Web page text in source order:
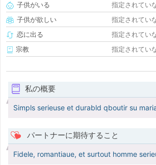
子供がいる
指定されてい
子供が欲しい
指定されてい
恋に出る
指定されてい
宗教
指定されてい
私の概要
Simpls serieuse et durabld qboutir su
パートナーに期待すること
Fidele, romantiaue, et surtout homme